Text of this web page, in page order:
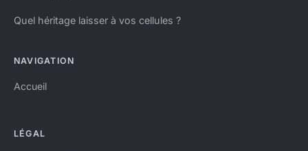
Quel héritage laisser à vos cellules ?
NAVIGATION
Accueil
LÉGAL